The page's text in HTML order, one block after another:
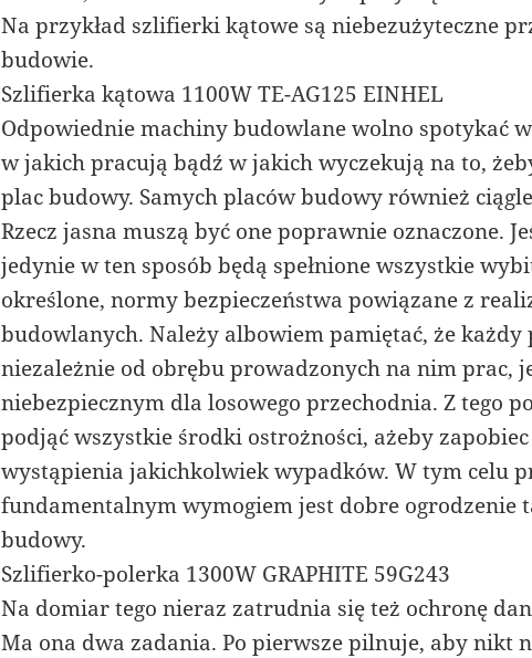
Na przykład szlifierki kątowe są niebezużyteczne
budowie.
Szlifierka kątowa 1100W TE-AG125 EINHEL
Odpowiednie machiny budowlane wolno spotykać
w jakich pracują bądź w jakich wyczekują na to,
plac budowy. Samych placów budowy również
Rzecz jasna muszą być one poprawnie oznaczone.
jedynie w ten sposób będą spełnione wszystkie
określone, normy bezpieczeństwa powiązane z
budowlanych. Należy albowiem pamiętać, że każdy
niezależnie od obrębu prowadzonych na nim prac,
niebezpiecznym dla losowego przechodnia. Z tego
podjąć wszystkie środki ostrożności, ażeby
wystąpienia jakichkolwiek wypadków. W tym celu
fundamentalnym wymogiem jest dobre ogrodzenie
budowy.
Szlifierko-polerka 1300W GRAPHITE 59G243
Na domiar tego nieraz zatrudnia się też ochronę
Ma ona dwa zadania. Po pierwsze pilnuje, aby nikt